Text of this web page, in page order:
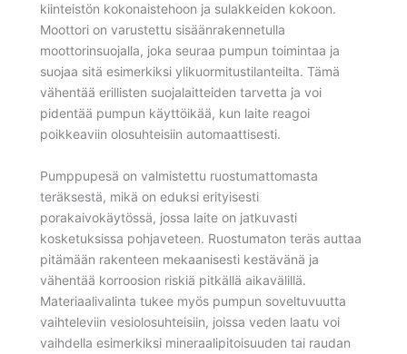
kiinteistön kokonaistehoon ja sulakkeiden kokoon.
Moottori on varustettu sisäänrakennetulla
moottorinsuojalla, joka seuraa pumpun toimintaa ja
suojaa sitä esimerkiksi ylikuormitustilanteilta. Tämä
vähentää erillisten suojalaitteiden tarvetta ja voi
pidentää pumpun käyttöikää, kun laite reagoi
poikkeaviin olosuhteisiin automaattisesti.
Pumppupesä on valmistettu ruostumattomasta
teräksestä, mikä on eduksi erityisesti
porakaivokäytössä, jossa laite on jatkuvasti
kosketuksissa pohjaveteen. Ruostumaton teräs auttaa
pitämään rakenteen mekaanisesti kestävänä ja
vähentää korroosion riskiä pitkällä aikavälillä.
Materiaalivalinta tukee myös pumpun soveltuvuutta
vaihteleviin vesiolosuhteisiin, joissa veden laatu voi
vaihdella esimerkiksi mineraalipitoisuuden tai raudan